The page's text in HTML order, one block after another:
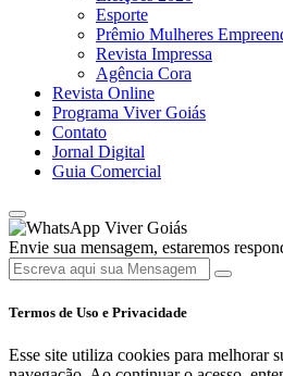
Esporte
Prêmio Mulheres
Revista Impressa
Agência Cora
Revista Online
Programa Viver Goiás
Contato
Jornal Digital
Guia Comercial
Viver Goiás
Envie sua mensagem, estaremos
Termos de Uso e Privacidade
Esse site utiliza cookies para melhorar